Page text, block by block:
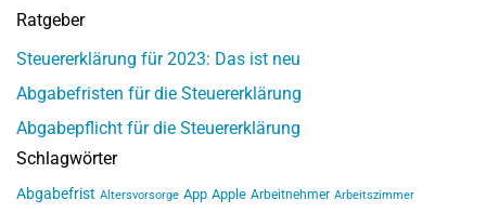
Ratgeber
Steuererklärung für 2023: Das ist neu
Abgabefristen für die Steuererklärung
Abgabepflicht für die Steuererklärung
Schlagwörter
Abgabefrist Altersvorsorge App Apple Arbeitnehmer Arbeitszimmer